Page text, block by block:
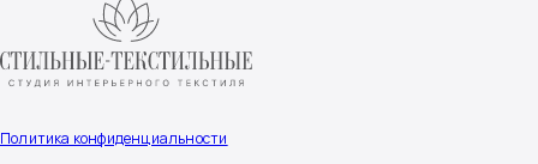
Политика конфиденциальности